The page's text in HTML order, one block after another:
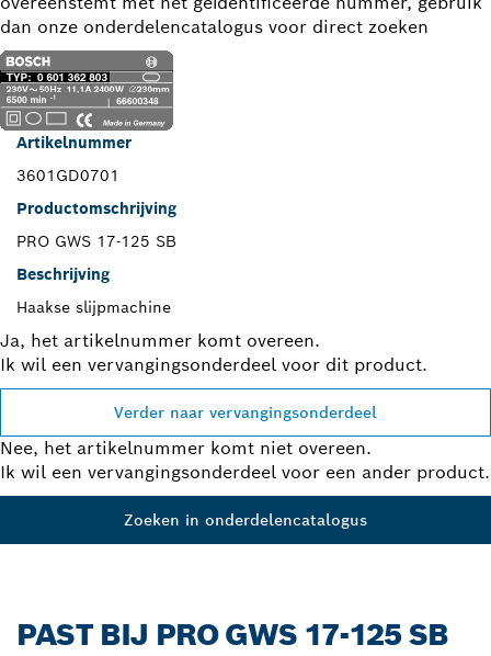
dan onze onderdelencatalogus voor direct zoeken
Artikelnummer
3601GD0701
Productomschrijving
PRO GWS 17-125 SB
Beschrijving
Haakse slijpmachine
Ja, het artikelnummer komt overeen.
Ik wil een vervangingsonderdeel voor dit product.
Verder naar vervangingsonderdeel
Nee, het artikelnummer komt niet overeen.
Ik wil een vervangingsonderdeel voor een ander product.
Zoeken in onderdelencatalogus
PAST BIJ PRO GWS 17-125 SB